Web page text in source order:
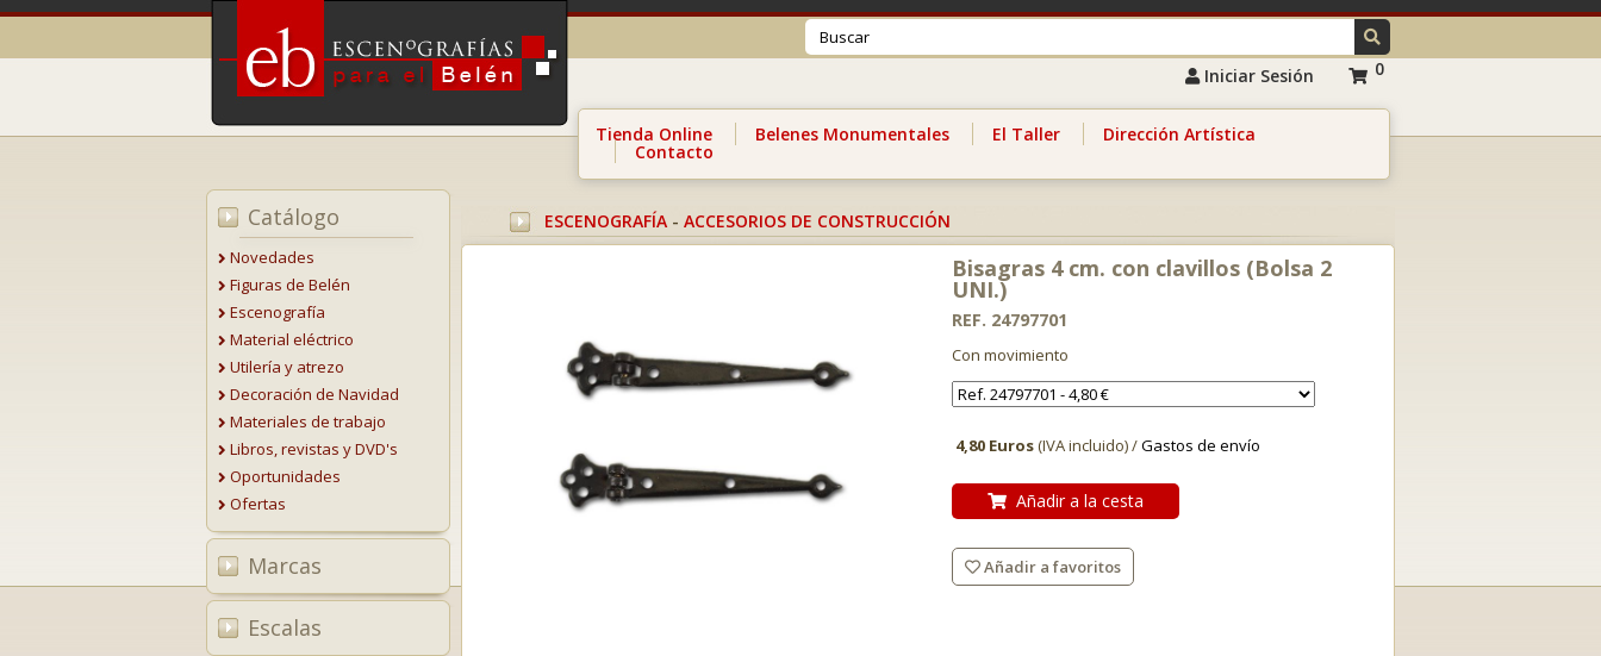
Iniciar Sesión 0
Tienda Online Belenes Monumentales El Taller Dirección Artística
Contacto
Catálogo
Novedades
Figuras de Belén
Escenografía
Material eléctrico
Utilería y atrezo
Decoración de Navidad
Materiales de trabajo
Libros, revistas y DVD's
Oportunidades
Ofertas
Marcas
Escalas
ESCENOGRAFÍA - ACCESORIOS DE CONSTRUCCIÓN
Bisagras 4 cm. con clavillos (Bolsa 2
UNI.)
REF. 24797701
Con movimiento
4,80 Euros(IVA incluido) /Gastos de envío
Añadir a la cesta
Añadir a favoritos